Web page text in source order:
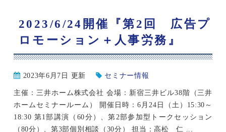
2023/6/24開催『第2回 広告プ
ロモーション＋人事労務』
2023年6月7日 更新 セミナー情報
主催：三井ホーム株式会社 会場：新宿三井ビル38階（三井
ホームセミナールーム） 開催日時：6月24日（土）15:30～
18:30 第1部講演（60分）、第2部参加型トークセッション
（80分）、第3部個別相談（30分） 担当：高松 仁 ...